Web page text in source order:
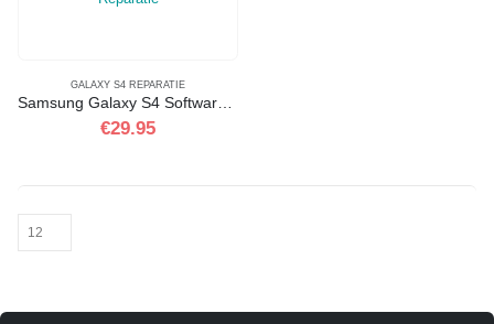
GALAXY S4 REPARATIE
€29.95